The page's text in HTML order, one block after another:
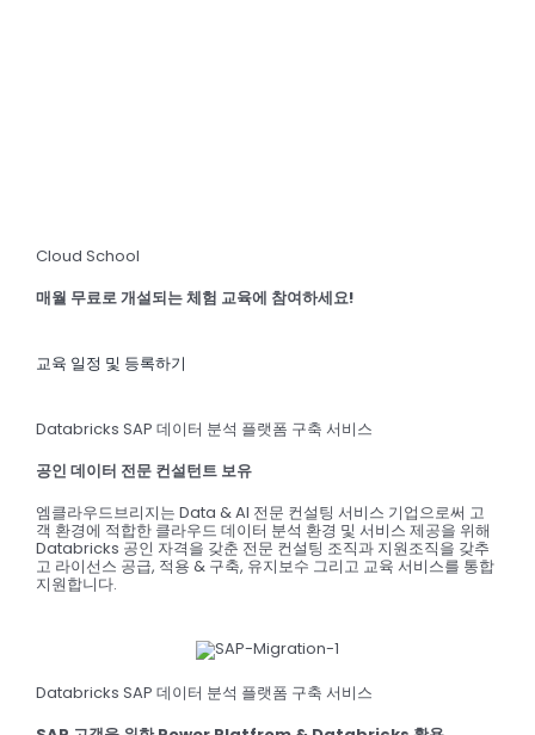
Cloud School
매월 무료로 개설되는 체험 교육에 참여하세요!
교육 일정 및 등록하기
Databricks SAP 데이터 분석 플랫폼 구축 서비스
공인 데이터 전문 컨설턴트 보유
엠클라우드브리지는 Data & AI 전문 컨설팅 서비스 기업으로써 고
객 환경에 적합한 클라우드 데이터 분석 환경 및 서비스 제공을 위해
Databricks 공인 자격을 갖춘 전문 컨설팅 조직과 지원조직을 갖추
고 라이선스 공급, 적용 & 구축, 유지보수 그리고 교육 서비스를 통합
지원합니다.
Databricks SAP 데이터 분석 플랫폼 구축 서비스